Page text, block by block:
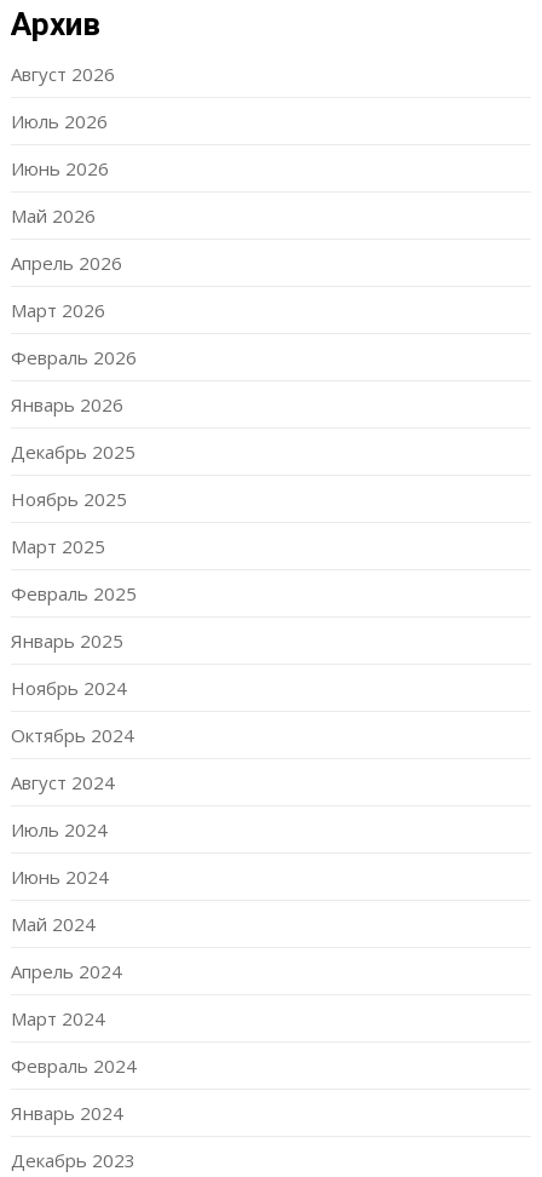
Архив
Август 2026
Июль 2026
Июнь 2026
Май 2026
Апрель 2026
Март 2026
Февраль 2026
Январь 2026
Декабрь 2025
Ноябрь 2025
Март 2025
Февраль 2025
Январь 2025
Ноябрь 2024
Октябрь 2024
Август 2024
Июль 2024
Июнь 2024
Май 2024
Апрель 2024
Март 2024
Февраль 2024
Январь 2024
Декабрь 2023